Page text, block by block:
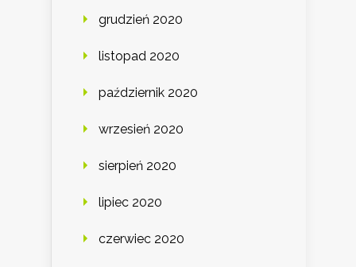
grudzień 2020
listopad 2020
październik 2020
wrzesień 2020
sierpień 2020
lipiec 2020
czerwiec 2020